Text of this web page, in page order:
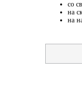
со
на
на